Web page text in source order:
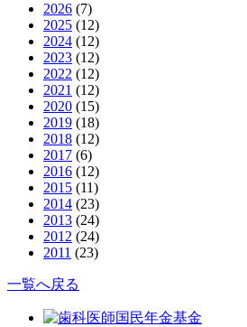
2026 (7)
2025 (12)
2024 (12)
2023 (12)
2022 (12)
2021 (12)
2020 (15)
2019 (18)
2018 (12)
2017 (6)
2016 (12)
2015 (11)
2014 (23)
2013 (24)
2012 (24)
2011 (23)
一覧へ戻る